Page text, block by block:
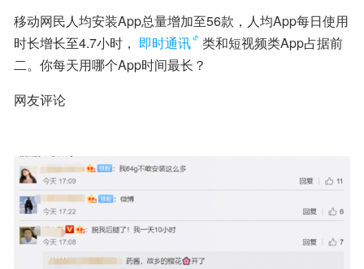
移动网民人均安装App总量增加至56款，人均App每日使用
时长增长至4.7小时， 即时通讯
类和短视频类App占据前
二。你每天用哪个App时间最长？
网友评论